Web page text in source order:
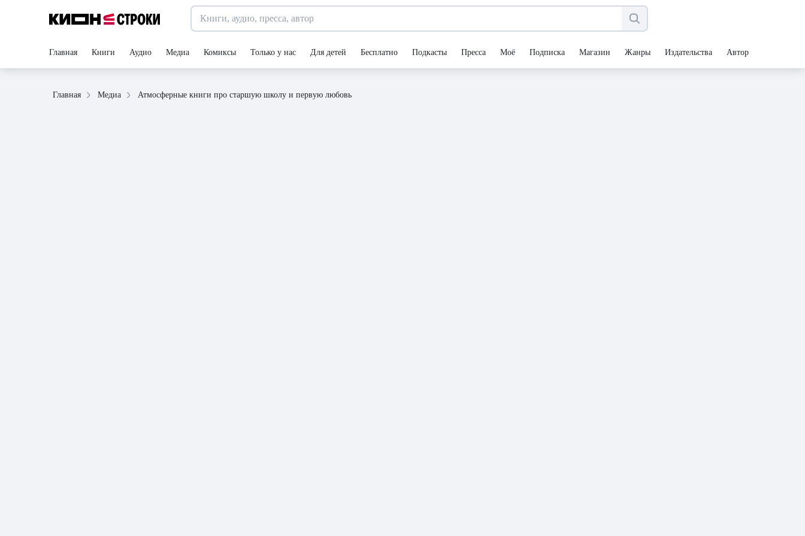
Главная Книги Аудио Медиа Комиксы Только у нас Для детей Бесплатно Подкасты Пресса Моё Подписка Магазин Жанры Издательства Авторы
Главная Медиа Атмосферные книги про старшую школу и первую любовь